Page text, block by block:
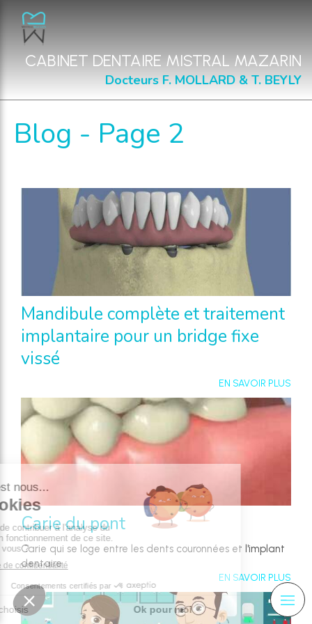
CABINET DENTAIRE MISTRAL MAZARIN
Docteurs F. MOLLARD & T. BEYLY
Blog - Page 2
Mandibule complète et traitement
implantaire pour un bridge fixe
vissé
EN SAVOIR PLUS
Carie du pont
Carie qui se loge entre les dents couronnées et l'implant
dentaire
EN SAVOIR PLUS